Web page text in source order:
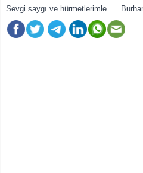
Sevgi saygı ve